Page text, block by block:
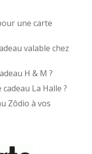
une carte
valable chez
H & M ?
La Halle ?
Zôdio à vos